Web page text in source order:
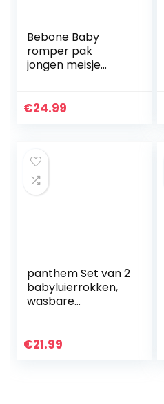
Bebone Baby
romper pak
jongen meisje
0-3 maanden)
€24.99
panthem Set van 2
babyluierrokken,
wasbare
meisjes, 2-in-1
€21.99